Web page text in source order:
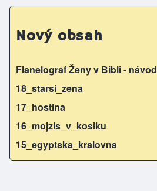
Nový obsah
Flanelograf Ženy v Bibli - návod
18_starsi_zena
17_hostina
16_mojzis_v_kosiku
15_egyptska_kralovna